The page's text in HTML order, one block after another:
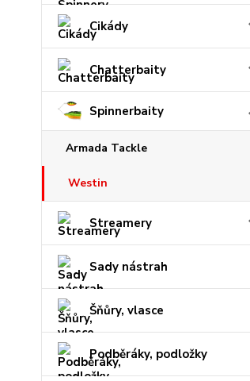
Cikády
Chatterbaity
Spinnerbaity
Armada Tackle
Westin
Streamery
Sady nástrah
Šňůry, vlasce
Podběráky, podložky